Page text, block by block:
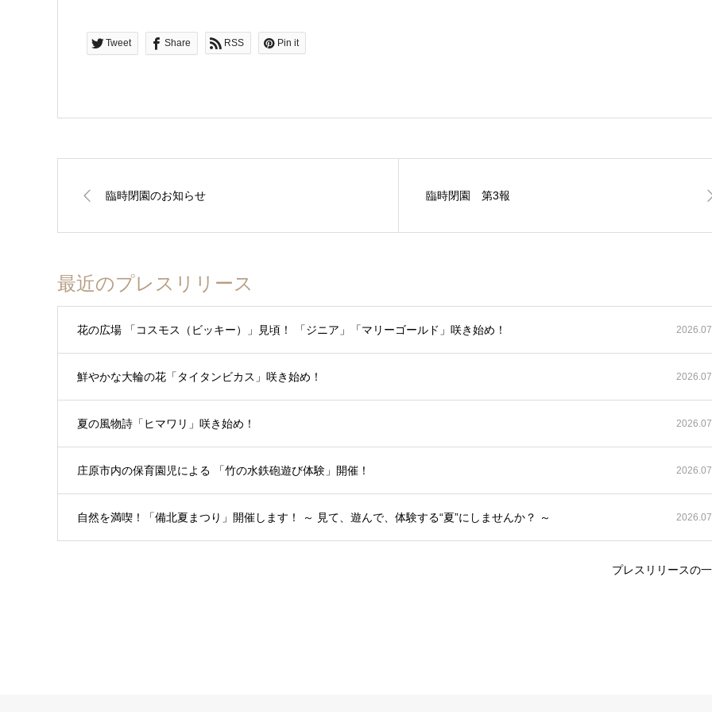
Tweet Share RSS Pin it
臨時閉園のお知らせ 臨時閉園 第3報
最近のプレスリリース
花の広場 「コスモス（ビッキー）」見頃！ 「ジニア」「マリーゴールド」咲き始め！
鮮やかな大輪の花「タイタンビカス」咲き始め！
夏の風物詩「ヒマワリ」咲き始め！
庄原市内の保育園児による 「竹の水鉄砲遊び体験」開催！
自然を満喫！「備北夏まつり」開催します！ ～ 見て、遊んで、体験する“夏”にしませんか？ ～
プレスリリースの